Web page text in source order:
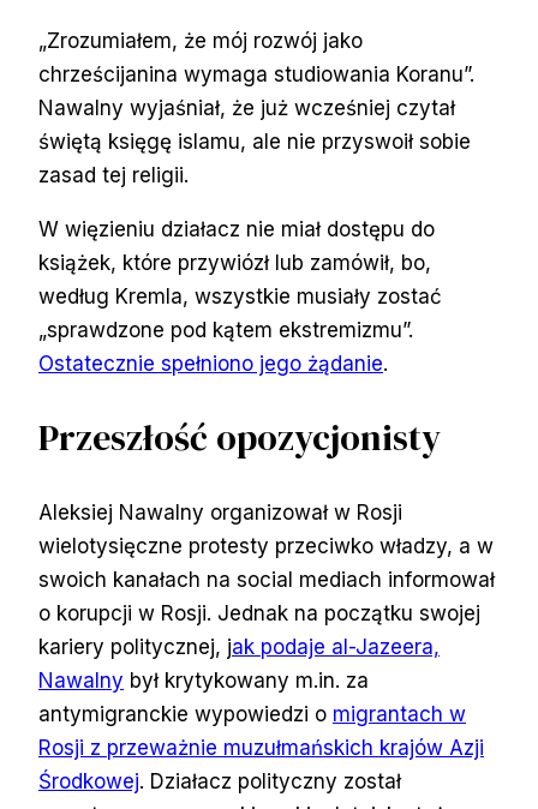
„Zrozumiałem, że mój rozwój jako
chrześcijanina wymaga studiowania Koranu”.
Nawalny wyjaśniał, że już wcześniej czytał
świętą księgę islamu, ale nie przyswoił sobie
zasad tej religii.
W więzieniu działacz nie miał dostępu do
książek, które przywiózł lub zamówił, bo,
według Kremla, wszystkie musiały zostać
„sprawdzone pod kątem ekstremizmu”.
Ostatecznie spełniono jego żądanie.
Przeszłość opozycjonisty
Aleksiej Nawalny organizował w Rosji
wielotysięczne protesty przeciwko władzy, a w
swoich kanałach na social mediach informował
o korupcji w Rosji. Jednak na początku swojej
kariery politycznej, jak podaje al-Jazeera,
Nawalny był krytykowany m.in. za
antymigranckie wypowiedzi o migrantach w
Rosji z przeważnie muzułmańskich krajów Azji
Środkowej. Działacz polityczny został